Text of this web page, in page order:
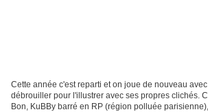
Cette année c'est reparti et on joue de nouveau
débrouiller pour l'illustrer avec ses propres clichés.
Bon, KuBBy barré en RP (région polluée